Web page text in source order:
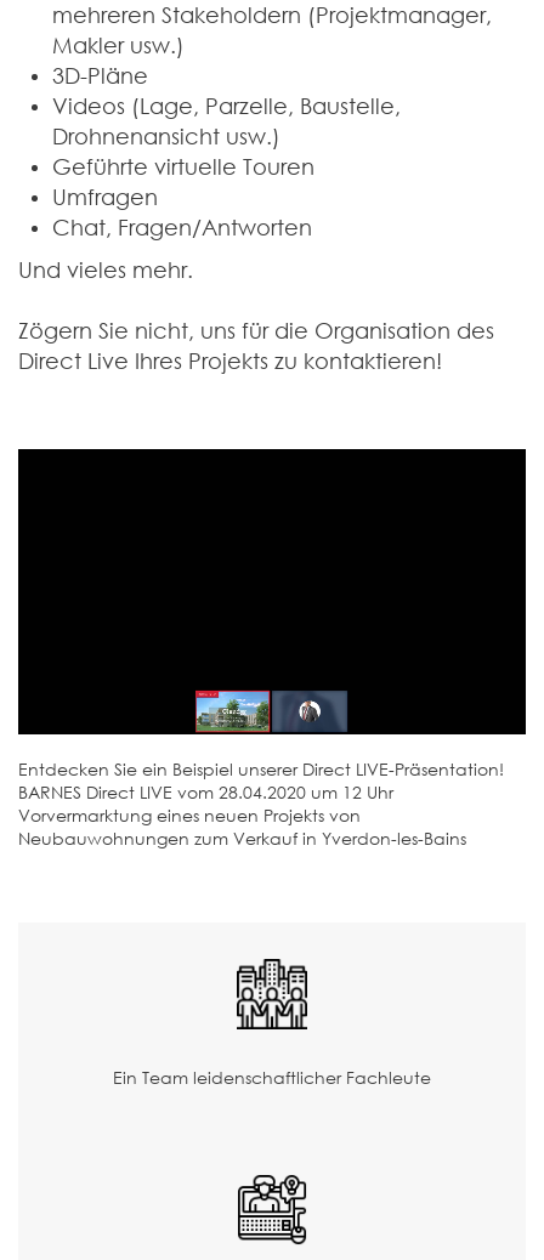
mehreren Stakeholdern (Projektmanager,
Makler usw.)
3D-Pläne
Videos (Lage, Parzelle, Baustelle,
Drohnenansicht usw.)
Geführte virtuelle Touren
Umfragen
Chat, Fragen/Antworten
Und vieles mehr.
Zögern Sie nicht, uns für die Organisation des
Direct Live Ihres Projekts zu kontaktieren!
Entdecken Sie ein Beispiel unserer Direct LIVE-Präsentation!
BARNES Direct LIVE vom 28.04.2020 um 12 Uhr
Vorvermarktung eines neuen Projekts von
Neubauwohnungen zum Verkauf in Yverdon-les-Bains
Ein Team leidenschaftlicher Fachleute